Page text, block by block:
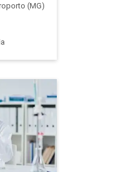
(MG)
Farmácia
curso